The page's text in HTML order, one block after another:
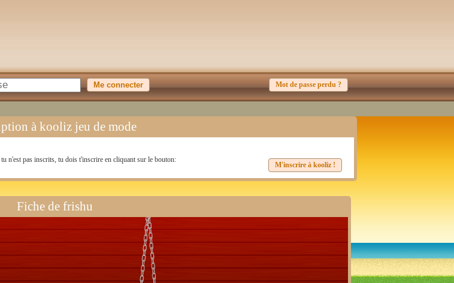
Mot de passe perdu ?
à kooliz jeu de mode
n'est pas inscrits, tu dois t'inscrire en cliquant sur le bouton:
M'inscrire à kooliz !
Fiche de frishu